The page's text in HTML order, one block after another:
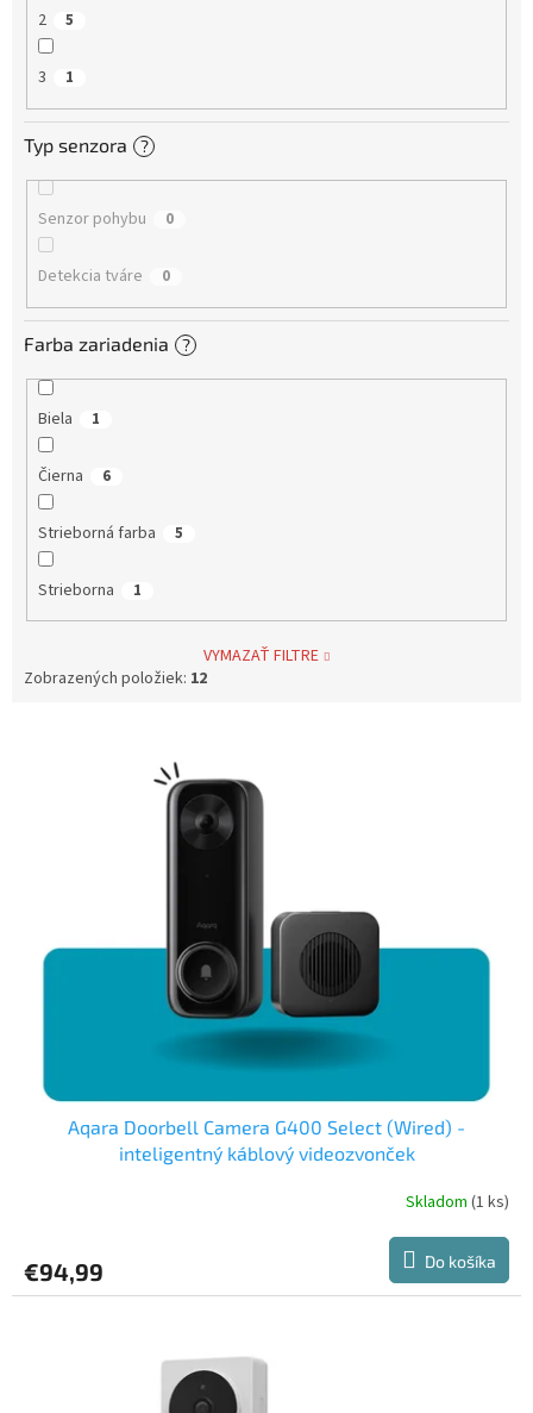
2 5
3 1
Typ senzora ?
Senzor pohybu 0
Detekcia tváre 0
Farba zariadenia ?
Biela 1
Čierna 6
Strieborná farba 5
Strieborna 1
VYMAZAŤ FILTRE
Zobrazených položiek: 12
Aqara Doorbell Camera G400 Select (Wired) -
inteligentný káblový videozvonček
Skladom (1 ks)
€94,99 Do košíka